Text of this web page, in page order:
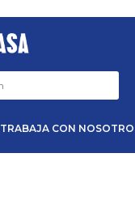
TRABAJA CON